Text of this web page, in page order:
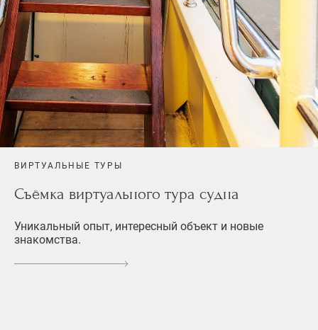
ВИРТУАЛЬНЫЕ ТУРЫ
Съёмка виртуального тура судна
Уникальный опыт, интересный объект и новые
знакомства.